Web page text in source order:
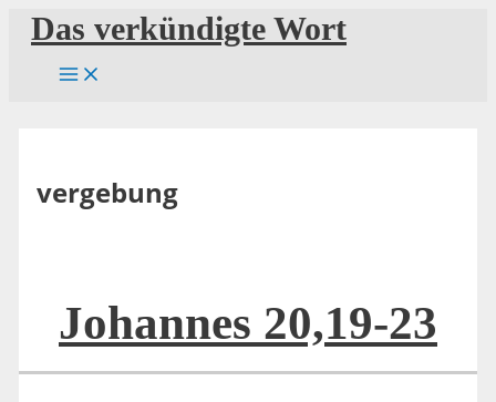
Zum
Inhalt
springen
Das verkündigte Wort
vergebung
Johannes 20,19-23